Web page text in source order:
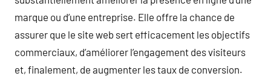
marque ou d’une entreprise. Elle offre la chance de
assurer que le site web sert efficacement les objectifs
commerciaux, d’améliorer l’engagement des visiteurs
et, finalement, de augmenter les taux de conversion.